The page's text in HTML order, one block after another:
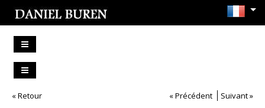
« Retour « Précédent Suivant »